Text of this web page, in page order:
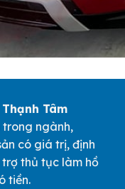
Tâm
trong ngành,
có giá trị, định
thủ tục làm hồ
tiền.